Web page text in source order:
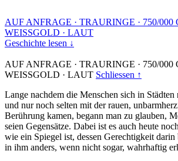
AUF ANFRAGE · TRAURINGE · 750/
WEISSGOLD · LAUT
Geschichte lesen ↓
AUF ANFRAGE · TRAURINGE · 750/
WEISSGOLD · LAUT Schliessen ↑
Lange nachdem die Menschen sich in Städten
und nur noch selten mit der rauen,
Berührung kamen, begann man zu glauben,
seien Gegensätze. Dabei ist es auch heute
wie ein Spiegel ist, dessen Gerechtigkeit darin
in ihm anders, wenn nicht sogar, wahrhaftig